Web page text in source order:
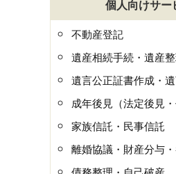
個人向けサー
不動産登記
遺産相続手続・遺産
遺言公正証書作成・
成年後見（法定後見・
家族信託・民事信託
離婚協議・財産分与